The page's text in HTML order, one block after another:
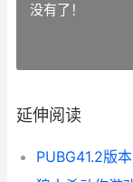
没有了！
延伸阅读